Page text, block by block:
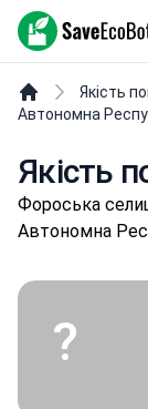
SaveEcoBot
Якість
Автономна
Якість
Фороська
Автономна
?